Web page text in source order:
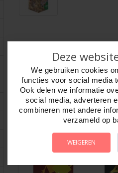
Omschrijving Foto hoge
Puzzel Fashion Shoot 2000 st. 3
Serie, Comic/ Cartoon.
Puzzelmaat 68 x 96 cm.
Doos driehoekig maat 42 x 27 x 14
Inclusief poster van de puzzel
Deze
We gebruiken cookies
functies voor social media
Ook delen we informatie
social media, adverteren
combineren met andere
verzameld op
WEIGEREN